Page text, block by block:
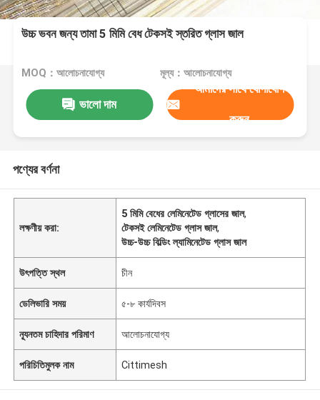
উচ্চ ভবন জন্য তামা 5 মিমি বেধ টেকসই স্তরিত গ্লাস জাল
MOQ：আলোচনাযোগ্য মূল্য：আলোচনাযোগ্য
ভালো দাম
আমাদের সাথে যোগাযোগ
করুন
পণ্যের বর্ণনা
লক্ষণীয় করা:
5 মিমি বেধের লেমিনেটেড গ্লাসের জাল,
টেকসই লেমিনেটেড গ্লাস জাল,
উচ্চ-উচ্চ বিল্ডিং ল্যামিনেটেড গ্লাস জাল
উৎপত্তি স্থল চীন
ডেলিভারি সময় ৫-৮ কার্যদিবস
ন্যূনতম চাহিদার পরিমাণ আলোচনাযোগ্য
পরিচিতিমুলক নাম Cittimesh